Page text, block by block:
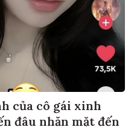
của cô gái xinh
đâu nhăn mặt đến